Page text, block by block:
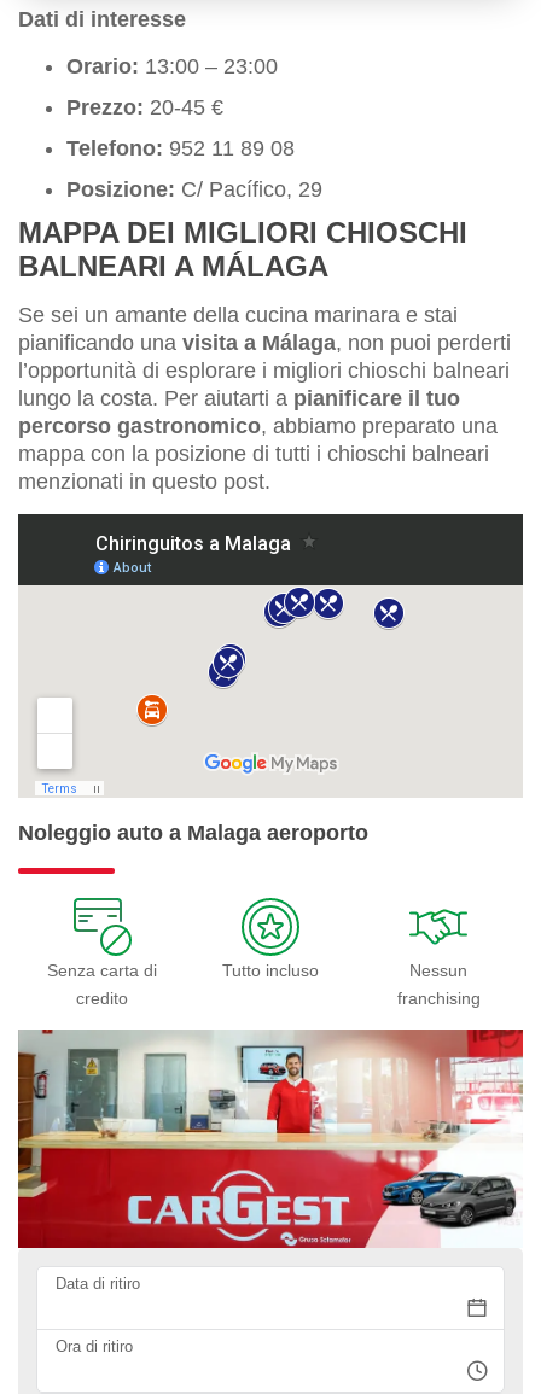
Dati di interesse
Orario: 13:00 – 23:00
Prezzo: 20-45 €
Telefono: 952 11 89 08
Posizione: C/ Pacífico, 29
MAPPA DEI MIGLIORI CHIOSCHI
BALNEARI A MÁLAGA
Se sei un amante della cucina marinara e stai
pianificando una visita a Málaga, non puoi perderti
l’opportunità di esplorare i migliori chioschi balneari
lungo la costa. Per aiutarti a pianificare il tuo
percorso gastronomico, abbiamo preparato una
mappa con la posizione di tutti i chioschi balneari
menzionati in questo post.
Noleggio auto a Malaga aeroporto
Senza carta di
credito
Tutto incluso
Nessun
franchising
Data di ritiro
Ora di ritiro